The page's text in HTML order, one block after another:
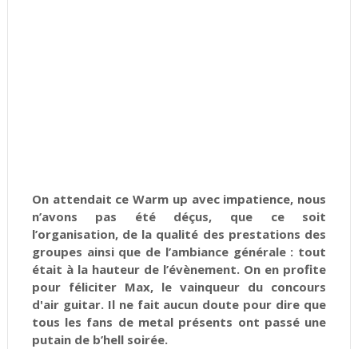
On attendait ce Warm up avec impatience, nous
n’avons pas été déçus, que ce soit
l’organisation, de la qualité des prestations des
groupes ainsi que de l’ambiance générale : tout
était à la hauteur de l’évènement. On en profite
pour féliciter Max, le vainqueur du concours
d'air guitar. Il ne fait aucun doute pour dire que
tous les fans de metal présents ont passé une
putain de b’hell soirée.